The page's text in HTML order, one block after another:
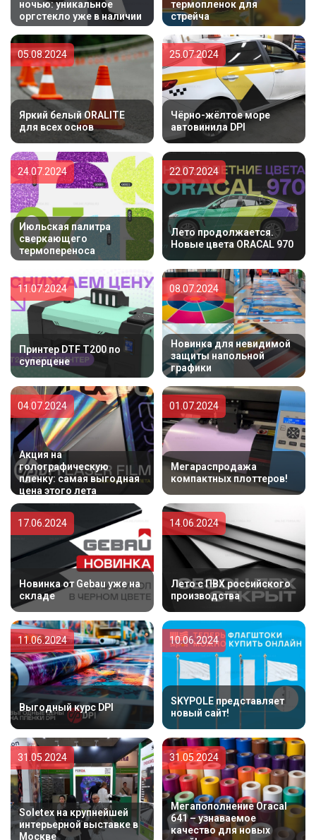
ночью: уникальное
оргстекло уже в наличии
термопленок для
стрейча
Яркий белый ORALITE
для всех основ
05.08.2024
Чёрно-жёлтое море
автовинила DPI
25.07.2024
Июльская палитра
сверкающего
термопереноса
24.07.2024
Лето продолжается.
Новые цвета ORACAL 970
22.07.2024
Принтер DTF T200 по
суперцене
11.07.2024
Новинка для невидимой
защиты напольной
графики
08.07.2024
Акция на
голографическую
пленку: самая выгодная
цена этого лета
04.07.2024
Мегараспродажа
компактных плоттеров!
01.07.2024
Новинка от Gebau уже на
складе
17.06.2024
Лето с ПВХ российского
производства
14.06.2024
Выгодный курс DPI
11.06.2024
SKYPOLE представляет
новый сайт!
10.06.2024
Soletex на крупнейшей
интерьерной выставке в
Москве
31.05.2024
Мегапополнение Oracal
641 – узнаваемое
качество для новых
31.05.2024